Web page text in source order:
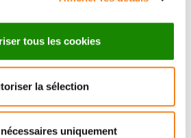
tous les cookies
la sélection
uniquement
électronique ?
toutefois qu’il y a une signature
: l’identification de cette
analytique.« Nous ne savons pas
organiques volatils (COV)